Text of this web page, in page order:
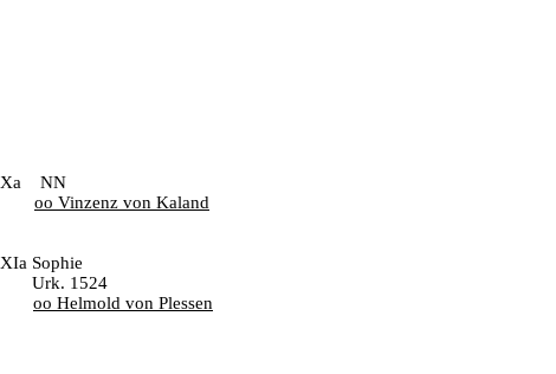
Xa
NN
oo Vinzenz von Kaland
XIa Sophie
Urk. 1524
oo Helmold von Plessen